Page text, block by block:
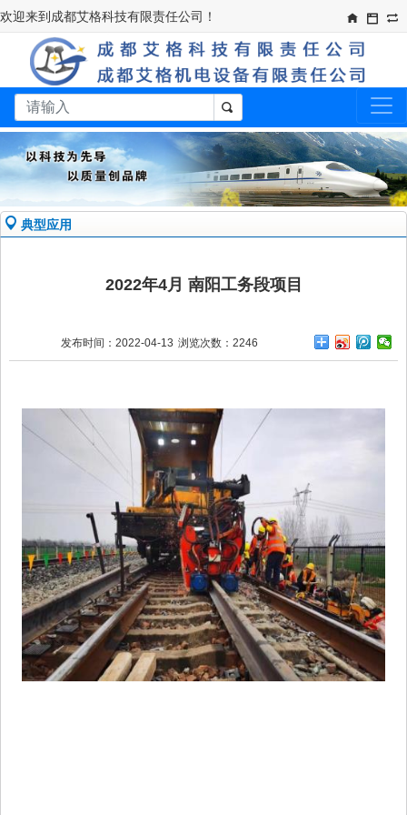
欢迎来到成都艾格科技有限责任公司！​
典型应用
2022年4月 南阳工务段项目
发布时间：2022-04-13 浏览次数：2246